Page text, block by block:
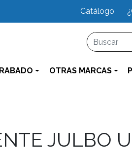
Catálogo
OTRAS MARCAS
JULBO